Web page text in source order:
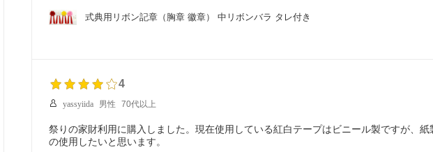
式典用リボン記章（胸章 徽章） 中リボンバラ タレ付き
4
yassyiida 男性 70代以上
祭りの家財利用に購入しました。現在使用している紅白テープはビニール製ですが、
の使用したいと思います。